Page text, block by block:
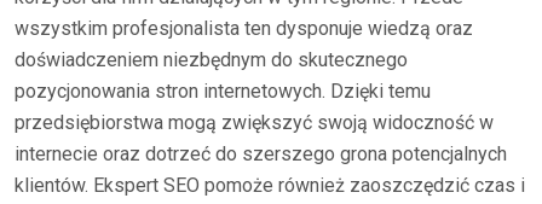
wszystkim profesjonalista ten dysponuje wiedzą oraz
doświadczeniem niezbędnym do skutecznego
pozycjonowania stron internetowych. Dzięki temu
przedsiębiorstwa mogą zwiększyć swoją widoczność w
internecie oraz dotrzeć do szerszego grona potencjalnych
klientów. Ekspert SEO pomoże również zaoszczędzić czas i